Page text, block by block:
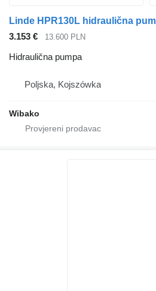
Linde HPR130L hidraulična
3.153 €
13.600 PLN
Hidraulična pumpa
Poljska, Kojszówka
Wibako